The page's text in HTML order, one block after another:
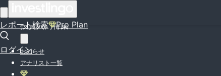
レポート検索 Pro Plan
ログイン
投資入門特集
お知らせ
アナリスト一覧